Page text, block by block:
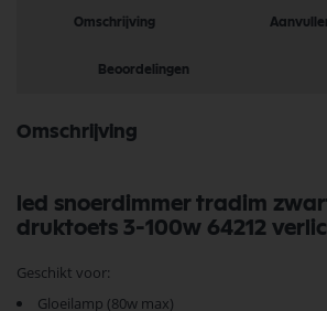
Omschrijving
Beoordelingen
Omschrijving
led snoerdimmer tradim
druktoets 3-100w 64212
Geschikt voor:
Gloeilamp (80w max)